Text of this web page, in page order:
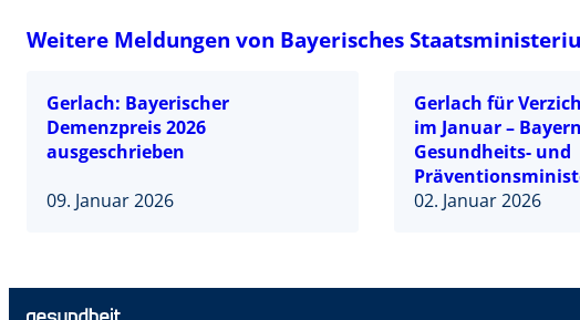
Weitere Meldungen von Bayerisches
Gerlach: Bayerischer
Demenzpreis 2026
ausgeschrieben
09. Januar 2026
Gerlach für
im Januar –
Gesundheits- und
unterstützt die
02. Januar 2026